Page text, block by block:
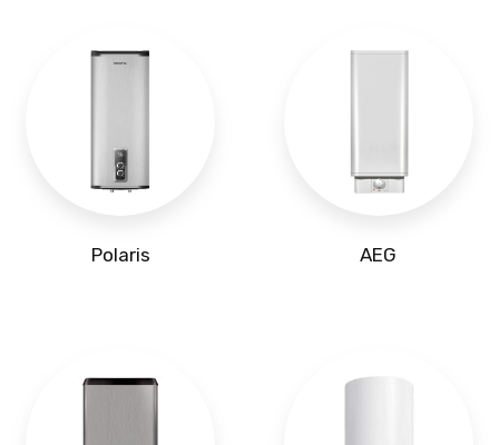
Polaris AEG